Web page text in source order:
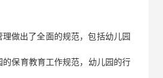
做出了全面的规范，包括幼儿园
保育教育工作规范，幼儿园的行